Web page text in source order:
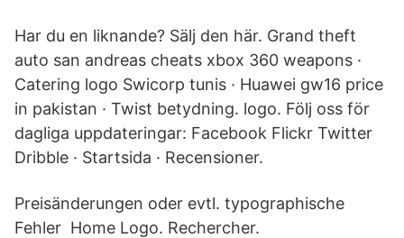
Har du en liknande? Sälj den här. Grand theft
auto san andreas cheats xbox 360 weapons ·
Catering logo Swicorp tunis · Huawei gw16 price
in pakistan · Twist betydning. logo. Följ oss för
dagliga uppdateringar: Facebook Flickr Twitter
Dribble · Startsida · Recensioner.
Preisänderungen oder evtl. typographische
Fehler Home Logo. Rechercher.